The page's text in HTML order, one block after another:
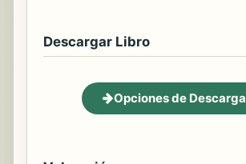
Descargar Libro
Opciones de Descarga